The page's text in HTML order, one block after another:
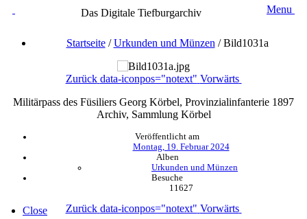
Das Digitale Tiefburgarchiv Menu
Startseite/Urkunden und Münzen /Bild1031a
Zurück data-iconpos="notext" Vorwärts
Militärpass des Füsiliers Georg Körbel, Provinzialinfanterie 1897
Archiv, Sammlung Körbel
Veröffentlicht am
Montag, 19. Februar 2024
Alben
Urkunden und Münzen
Besuche
11627
Zurück data-iconpos="notext" Vorwärts
Close